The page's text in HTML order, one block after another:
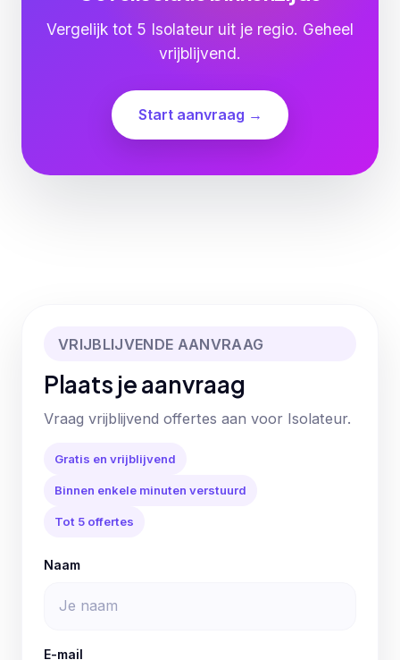
Vergelijk tot 5 Isolateur uit je regio. Geheel
vrijblijvend.
Start aanvraag →
VRIJBLIJVENDE AANVRAAG
Plaats je aanvraag
Vraag vrijblijvend offertes aan voor Isolateur.
Gratis en vrijblijvend
Binnen enkele minuten verstuurd
Tot 5 offertes
Naam
E-mail